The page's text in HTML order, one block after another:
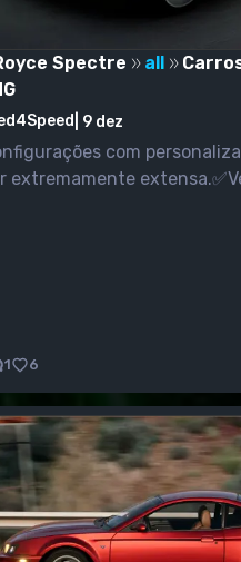
Spectre all
9 dez
com
extremamente
1 6